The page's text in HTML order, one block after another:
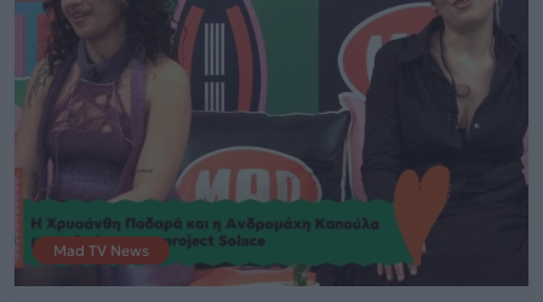
Mad TV News